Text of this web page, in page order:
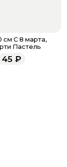
см С 8 марта,
Пастель
45 ₽